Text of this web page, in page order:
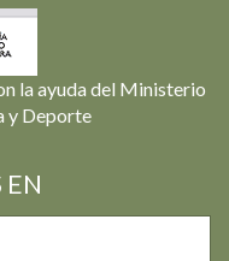
la ayuda del Ministerio
y Deporte
EN